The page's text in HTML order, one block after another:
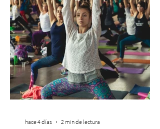
ha hecho sold-out en Colombia, Miami,
hace 4 días 2 min de lectura